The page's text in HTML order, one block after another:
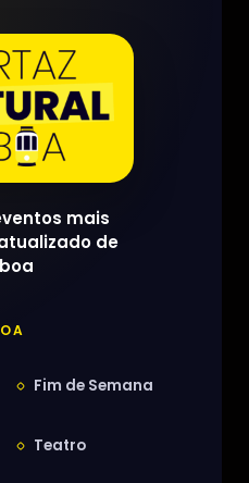
mais
de
Fim de Semana
Teatro